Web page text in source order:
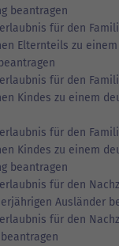
beantragen
für den
Elternteils zu
für den
Kindes zu einem
für den
Kindes zu einem
beantragen
für den
Ausländer
für den